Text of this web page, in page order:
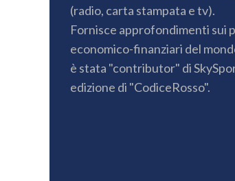
(radio, carta stampata e tv).
Fornisce approfondimenti sui
economico-finanziari del
è stata "contributor" di
edizione di "CodiceRosso".